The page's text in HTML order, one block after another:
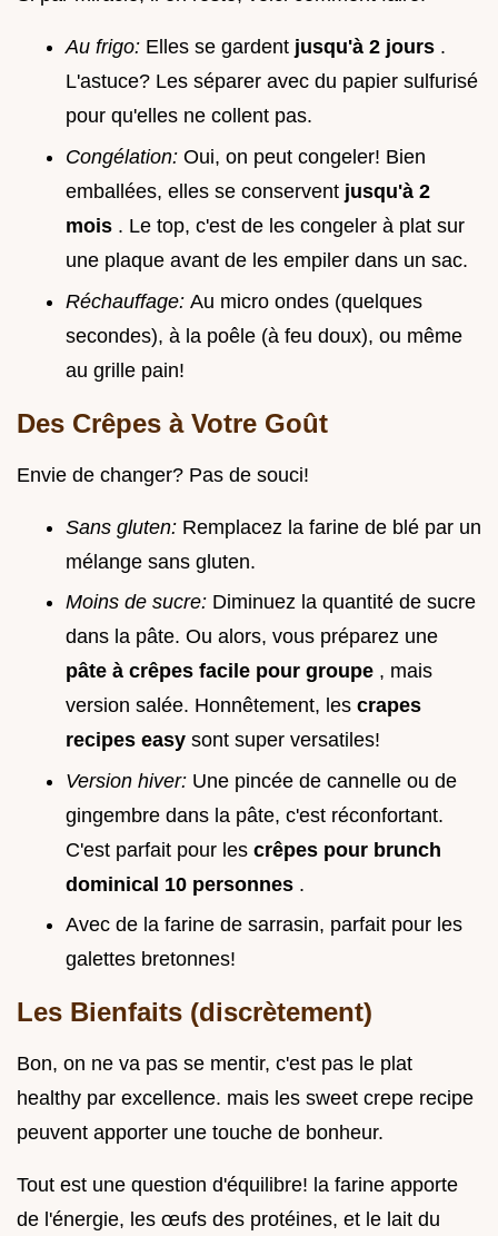
Au frigo: Elles se gardent jusqu'à 2 jours .
L'astuce? Les séparer avec du papier sulfurisé
pour qu'elles ne collent pas.
Congélation: Oui, on peut congeler! Bien
emballées, elles se conservent jusqu'à 2
mois . Le top, c'est de les congeler à plat sur
une plaque avant de les empiler dans un sac.
Réchauffage: Au micro ondes (quelques
secondes), à la poêle (à feu doux), ou même
au grille pain!
Des Crêpes à Votre Goût
Envie de changer? Pas de souci!
Sans gluten: Remplacez la farine de blé par un
mélange sans gluten.
Moins de sucre: Diminuez la quantité de sucre
dans la pâte. Ou alors, vous préparez une
pâte à crêpes facile pour groupe , mais
version salée. Honnêtement, les crapes
recipes easy sont super versatiles!
Version hiver: Une pincée de cannelle ou de
gingembre dans la pâte, c'est réconfortant.
C'est parfait pour les crêpes pour brunch
dominical 10 personnes .
Avec de la farine de sarrasin, parfait pour les
galettes bretonnes!
Les Bienfaits (discrètement)
Bon, on ne va pas se mentir, c'est pas le plat
healthy par excellence. mais les sweet crepe recipe
peuvent apporter une touche de bonheur.
Tout est une question d'équilibre! la farine apporte
de l'énergie, les œufs des protéines, et le lait du